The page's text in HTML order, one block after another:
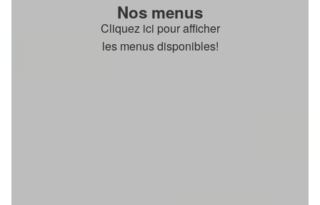
Nos menus
Cliquez ici pour afficher
les menus disponibles!